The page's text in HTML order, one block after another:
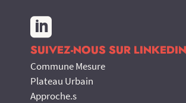

SUIVEZ-NOUS SUR LINKEDIN
Commune Mesure
Plateau Urbain
Approche.s